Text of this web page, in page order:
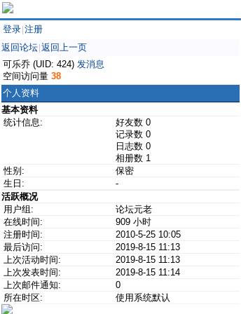
登录 注册
返回论坛 返回上一页
可乐乔 (UID: 424) 发消息
空间访问量 38
个人资料
基本资料
统计信息:
好友数 0
记录数 0
日志数 0
相册数 1
性别:
保密
生日:
-
活跃概况
用户组:
论坛元老
在线时间:
909 小时
注册时间:
2010-5-25 10:05
最后访问:
2019-8-15 11:13
上次活动时间:
2019-8-15 11:13
上次发表时间:
2019-8-15 11:14
上次邮件通知:
0
所在时区:
使用系统默认